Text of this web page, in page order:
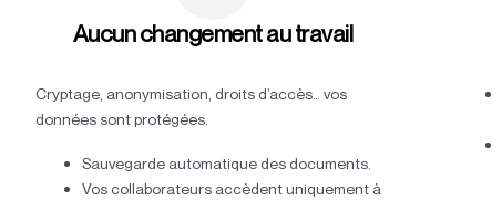
Aucun changement au travail
Cryptage, anonymisation, droits d’accès… vos
données sont protégées.
Sauvegarde automatique des documents.
Vos collaborateurs accèdent uniquement à